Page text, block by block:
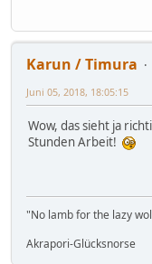
Karun / Timura
Juni 05, 2018, 18:05:15
Wow, das sieht ja
Stunden Arbeit!
"No lamb for the lazy
Akrapori-Glücksnorse